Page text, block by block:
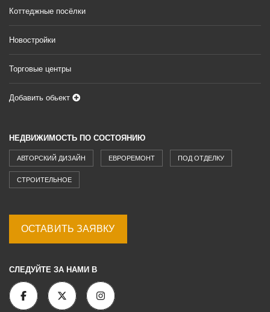
Коттеджные посёлки
Новостройки
Торговые центры
Добавить обьект
НЕДВИЖИМОСТЬ ПО СОСТОЯНИЮ
АВТОРСКИЙ ДИЗАЙН ЕВРОРЕМОНТ ПОД ОТДЕЛКУ
СТРОИТЕЛЬНОЕ
ОСТАВИТЬ ЗАЯВКУ
СЛЕДУЙТЕ ЗА НАМИ В